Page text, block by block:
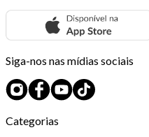
Siga-nos nas mídias sociais
Categorias